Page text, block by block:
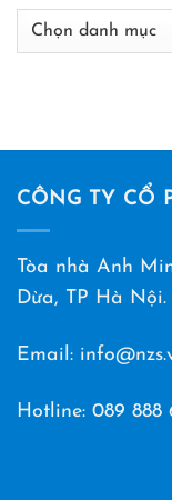
Danh
mục
CÔNG TY CỔ
Tòa nhà Anh
Dừa, TP Hà Nội.
Email:
Hotline: 089 888